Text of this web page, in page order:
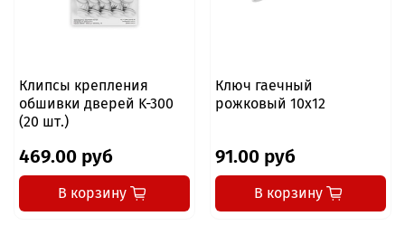
Клипсы крепления
обшивки дверей K-300
(20 шт.)
469.00 руб
В корзину
Ключ гаечный
рожковый 10x12
91.00 руб
В корзину